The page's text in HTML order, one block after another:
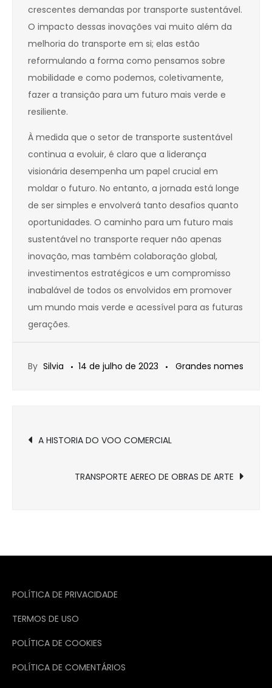
crescentes demandas por transporte sustentável.
O impacto dessas inovações vai muito além da
melhoria do transporte em si; elas estão
reformulando a forma como pensamos sobre
mobilidade e como podemos, coletivamente,
fazer a transição para um futuro mais verde e
resiliente.
À medida que o setor de transporte sustentável
continua a evoluir, é claro que a liderança
visionária desempenha um papel crucial em
moldar o futuro. No entanto, a jornada está longe
de ser simples e envolverá tanto desafios quanto
oportunidades. O caminho para um futuro mais
sustentável no transporte requer não apenas
inovação, mas também colaboração global,
investimentos estratégicos e um compromisso
inabalável de todos os envolvidos em promover
um mundo mais verde e acessível para as futuras
gerações.
By Silvia 14 de julho de 2023 Grandes nomes
Navegação
A HISTORIA DO VOO COMERCIAL
TRANSPORTE AEREO DE OBRAS DE ARTE
POLÍTICA DE PRIVACIDADE
TERMOS DE USO
POLÍTICA DE COOKIES
POLÍTICA DE COMENTÁRIOS